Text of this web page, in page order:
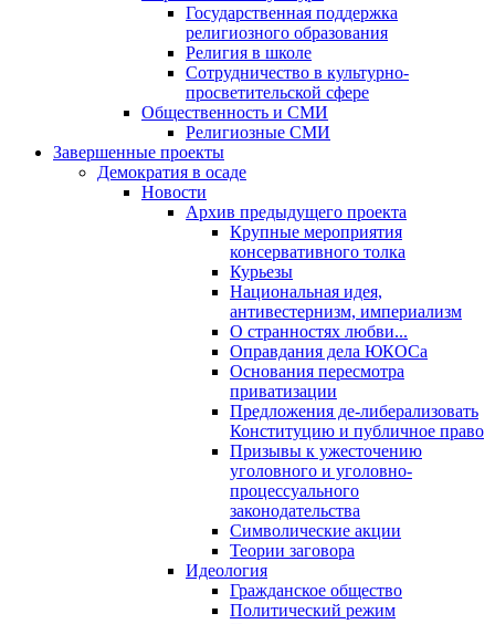
Государственная поддержка
религиозного образования
Религия в школе
Сотрудничество в культурно-
просветительской сфере
Общественность и СМИ
Религиозные СМИ
Завершенные проекты
Демократия в осаде
Новости
Архив предыдущего проекта
Крупные мероприятия
консервативного толка
Курьезы
Национальная идея,
антивестернизм, империализм
О странностях любви...
Оправдания дела ЮКОСа
Основания пересмотра
приватизации
Предложения де-либерализовать
Конституцию и публичное право
Призывы к ужесточению
уголовного и уголовно-
процессуального
законодательства
Символические акции
Теории заговора
Идеология
Гражданское общество
Политический режим